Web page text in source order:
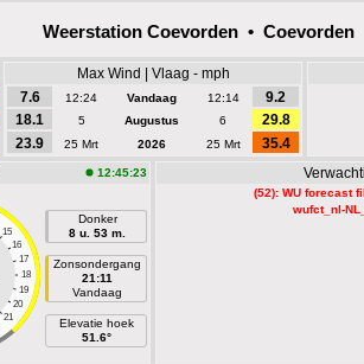
Weerstation Coevorden • Coevorden
Max Wind | Vlaag - mph
7.6
12:24 Vandaag 12:14
9.2
18.1
5 Augustus 6
29.8
23.9
25 Mrt 2026 25 Mrt 35.4
12:45:23
15
16
17
18
19
20
21
Donker
8 u. 53 m.
Zonsondergang
21:11
Vandaag
Elevatie hoek
51.6°
(52): WU forecast
wufct_nl-